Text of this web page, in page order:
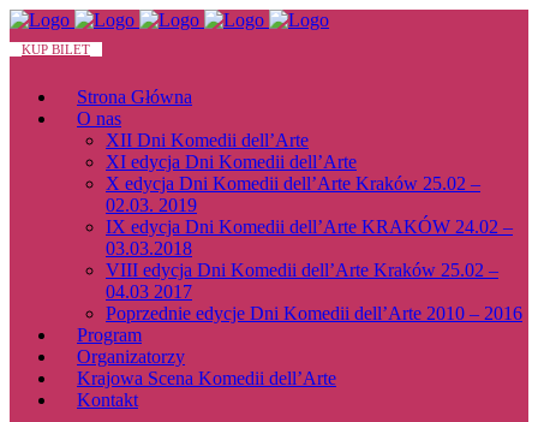
KUP BILET
Strona Główna
O nas
XII Dni Komedii dell’Arte
XI edycja Dni Komedii dell’Arte
X edycja Dni Komedii dell’Arte Kraków 25.02 –
02.03. 2019
IX edycja Dni Komedii dell’Arte KRAKÓW 24.02 –
03.03.2018
VIII edycja Dni Komedii dell’Arte Kraków 25.02 –
04.03 2017
Poprzednie edycje Dni Komedii dell’Arte 2010 – 2016
Program
Organizatorzy
Krajowa Scena Komedii dell’Arte
Kontakt